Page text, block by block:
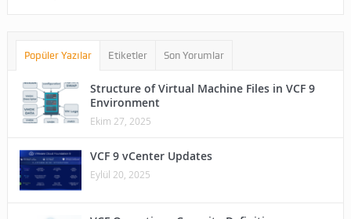
Popüler Yazılar Etiketler Son Yorumlar
Structure of Virtual Machine Files in VCF 9
Environment
Ekim 27, 2025
VCF 9 vCenter Updates
Eylül 20, 2025